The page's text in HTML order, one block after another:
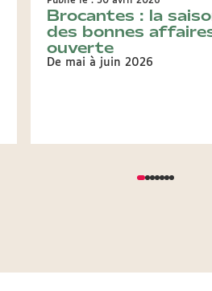
Brocantes : la
des bonnes
ouverte
De mai à juin 2026